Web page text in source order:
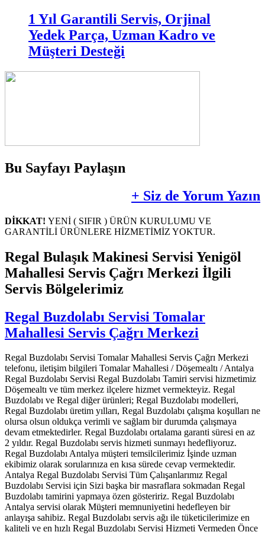
1 Yıl Garantili Servis, Orjinal
Yedek Parça, Uzman Kadro ve
Müşteri Desteği
Bu Sayfayı Paylaşın
+ Siz de Yorum Yazın
DİKKAT! YENİ ( SIFIR ) ÜRÜN KURULUMU VE
GARANTİLİ ÜRÜNLERE HİZMETİMİZ YOKTUR.
Regal Bulaşık Makinesi Servisi Yenigöl
Mahallesi Servis Çağrı Merkezi İlgili
Servis Bölgelerimiz
Regal Buzdolabı Servisi Tomalar
Mahallesi Servis Çağrı Merkezi
Regal Buzdolabı Servisi Tomalar Mahallesi Servis Çağrı Merkezi
telefonu, iletişim bilgileri Tomalar Mahallesi / Döşemealtı / Antalya
Regal Buzdolabı Servisi Regal Buzdolabı Tamiri servisi hizmetimiz
Döşemealtı ve tüm merkez ilçelere hizmet vermekteyiz. Regal
Buzdolabı ve Regal diğer ürünleri; Regal Buzdolabı modelleri,
Regal Buzdolabı üretim yılları, Regal Buzdolabı çalışma koşulları ne
olursa olsun oldukça verimli ve sağlam bir durumda çalışmaya
devam etmektedirler. Regal Buzdolabı ortalama garanti süresi en az
2 yıldır. Regal Buzdolabı servis hizmeti sunmayı hedefliyoruz.
Regal Buzdolabı Antalya müşteri temsilcilerimiz İşinde uzman
ekibimiz olarak sorularınıza en kısa sürede cevap vermektedir.
Antalya Regal Buzdolabı Servisi Tüm Çalışanlarımız Regal
Buzdolabı Servisi için Sizi başka bir masraflara sokmadan Regal
Buzdolabı tamirini yapmaya özen gösteririz. Regal Buzdolabı
Antalya servisi olarak Müşteri memnuniyetini hedefleyen bir
anlayışa sahibiz. Regal Buzdolabı servis ağı ile tüketicilerimize en
kaliteli ve en hızlı Regal Buzdolabı Servisi Hizmeti Vermeden Önce